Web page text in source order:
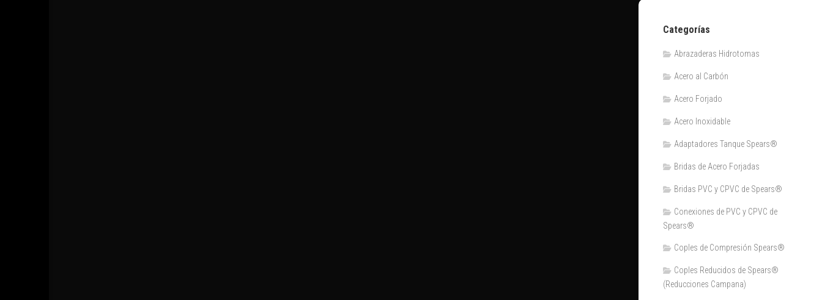
Categorías
Abrazaderas Hidrotomas
Acero al Carbón
Acero Forjado
Acero Inoxidable
Adaptadores Tanque Spears®
Bridas de Acero Forjadas
Bridas PVC y CPVC de Spears®
Conexiones de PVC y CPVC de
Spears®
Coples de Compresión Spears®
Coples Reducidos de Spears®
(Reducciones Campana)